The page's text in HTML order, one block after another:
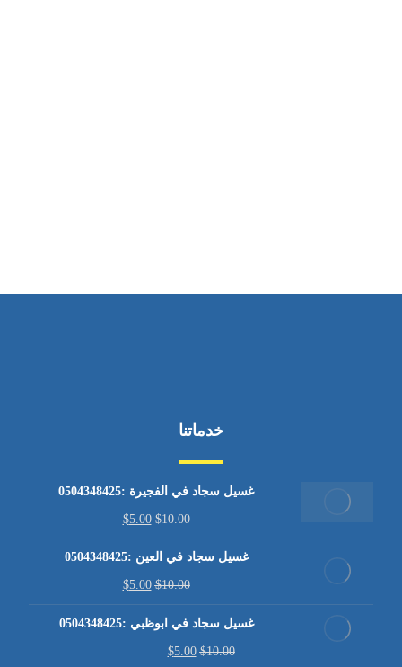
خدماتنا
غسيل سجاد في الفجيرة :0504348425
$10.00
$5.00
غسيل سجاد في العين :0504348425
$10.00
$5.00
غسيل سجاد في ابوظبي :0504348425
$10.00
$5.00